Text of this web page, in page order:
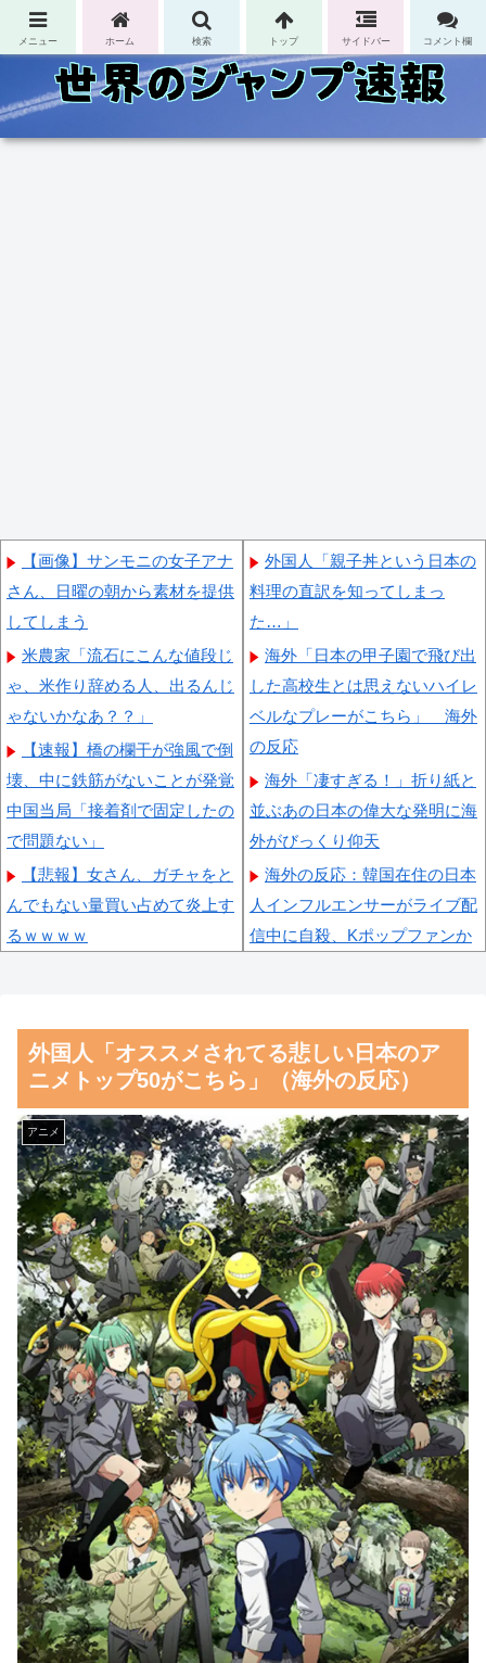
コンテンツへスキップ
【画像】サンモニの女子アナ
さん、日曜の朝から素材を提供
してしまう
米農家「流石にこんな値段じ
ゃ、米作り辞める人、出るんじ
ゃないかなあ？？」
【速報】橋の欄干が強風で倒
壊、中に鉄筋がないことが発覚
中国当局「接着剤で固定したの
で問題ない」
【悲報】女さん、ガチャをと
んでもない量買い占めて炎上す
るｗｗｗｗ
去が発掘、「説明責任があるの
では？」と揶揄されており……
【朗報】齋藤飛鳥、前屈みで
完全に見えてる動画が拡散され
てしまう…
磁気嵐、地球由来のイオンが
主導…JAXAの衛星「あらせ」
が観測！
舌を絡ませて、唾液交換して
── ちゅっちゅしながらの濃厚
エッ画像♪
海外「日本よ、お前がナンバ
ーワンだ」 熊本地震直後の日
本の対応のスピードに世界が衝
撃
【画像】顔100点、体30点の
女ｗｗｗ
Powered by livedoor 相互RSS
外国人「親子丼という日本の
料理の直訳を知ってしまっ
た…」
海外「日本の甲子園で飛び出
した高校生とは思えないハイレ
ベルなプレーがこちら」 海外
の反応
海外「凄すぎる！」折り紙と
並ぶあの日本の偉大な発明に海
外がびっくり仰天
海外の反応：韓国在住の日本
人インフルエンサーがライブ配
信中に自殺、Kポップファンか
う部分が最高なんだよ！」外国
人が語る日本の魅力的に感じる
部分とは・・・？【海外の反
応】
韓国人「韓国人が日本のラー
メンについて勘違いしているこ
とがこちら…」→「え
っ？？？？？？？？？？」＝韓
国の反応
韓国人「織田信長の安土城の
復元図と建築技術の高さに韓国
人が衝撃！」→「当時の技術力
に言葉を失う‥」
韓国人「日本の某全国チェー
ン店の商品写真が話題になって
いる理由がこちら…」→「羨ま
しい…（ﾌﾞﾙﾌﾞﾙ」＝韓国の反
応
韓国人「手術中に震度6強の
地震、その時の日本の医療スタ
ッフたちの姿をご覧ください」
外国人「オススメされてる悲しい日本のア
ニメトップ50がこちら」（海外の反応）
アニメ
メニュー ホーム 検索 トップ サイドバー コメント欄